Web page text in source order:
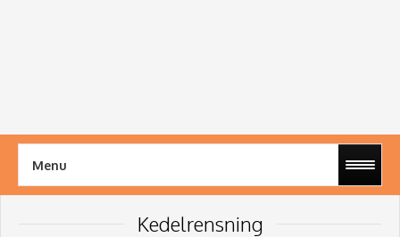
Menu
Kedelrensning